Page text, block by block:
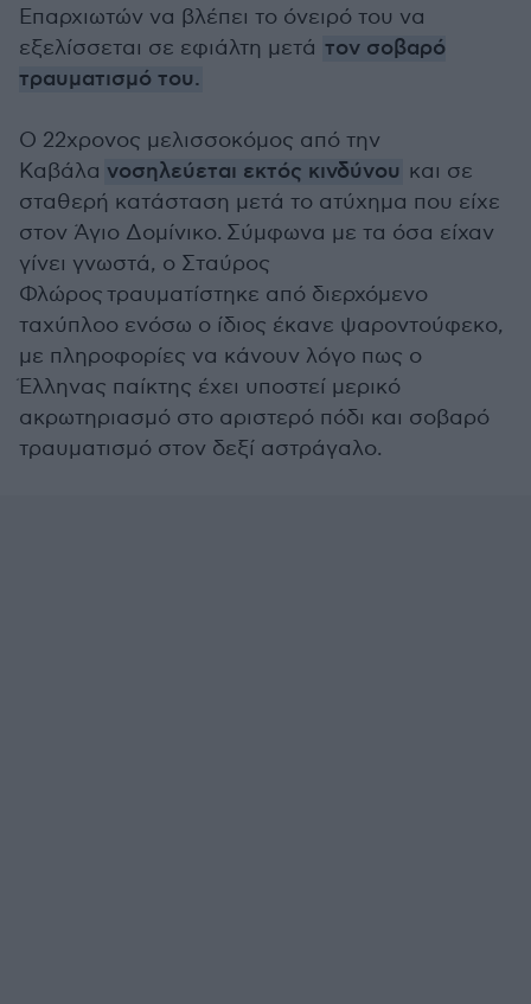
Επαρχιωτών να βλέπει το όνειρό του να
εξελίσσεται σε εφιάλτη μετά τον σοβαρό
τραυματισμό του.
Ο 22χρονος μελισσοκόμος από την
Καβάλα νοσηλεύεται εκτός κινδύνου και σε
σταθερή κατάσταση μετά το ατύχημα που είχε
στον Άγιο Δομίνικο. Σύμφωνα με τα όσα είχαν
γίνει γνωστά, ο Σταύρος
Φλώροςτραυματίστηκε από διερχόμενο
ταχύπλοο ενόσω ο ίδιος έκανε ψαροντούφεκο,
με πληροφορίες να κάνουν λόγο πως ο
Έλληνας παίκτης έχει υποστεί μερικό
ακρωτηριασμό στο αριστερό πόδι και σοβαρό
τραυματισμό στον δεξί αστράγαλο.